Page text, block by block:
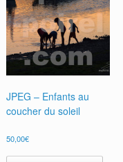
JPEG – Enfants au
coucher du soleil
50,00€